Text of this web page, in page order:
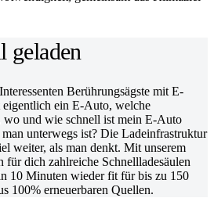
geladen
Berührungsägste mit E-
ein E-Auto, welche
und wie schnell ist mein E-Auto
unterwegs ist? Die Ladeinfrastruktur
weiter, als man denkt. Mit unserem
für dich zahlreiche Schnellladesäulen
10 Minuten wieder fit für bis zu 150
100% erneuerbaren Quellen.